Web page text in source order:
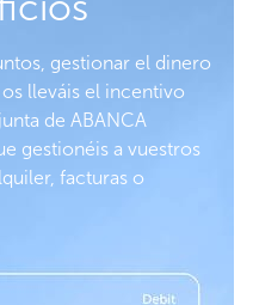
gestionar el dinero
lleváis el incentivo
de ABANCA
gestionéis a vuestros
facturas o